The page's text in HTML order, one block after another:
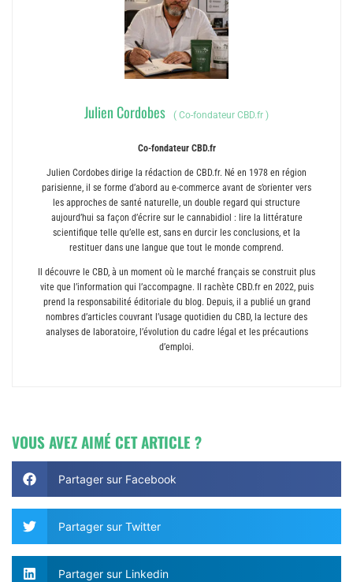
Julien Cordobes ( Co-fondateur CBD.fr )
Co-fondateur CBD.fr
Julien Cordobes dirige la rédaction de CBD.fr. Né en 1978 en région
parisienne, il se forme d’abord au e-commerce avant de s’orienter vers
les approches de santé naturelle, un double regard qui structure
aujourd’hui sa façon d’écrire sur le cannabidiol : lire la littérature
scientifique telle qu’elle est, sans en durcir les conclusions, et la
restituer dans une langue que tout le monde comprend.
Il découvre le CBD, à un moment où le marché français se construit plus
vite que l’information qui l’accompagne. Il rachète CBD.fr en 2022, puis
prend la responsabilité éditoriale du blog. Depuis, il a publié un grand
nombres d’articles couvrant l’usage quotidien du CBD, la lecture des
analyses de laboratoire, l’évolution du cadre légal et les précautions
d’emploi.
VOUS AVEZ AIMÉ CET ARTICLE ?
Partager sur Facebook
Partager sur Twitter
Partager sur Linkedin